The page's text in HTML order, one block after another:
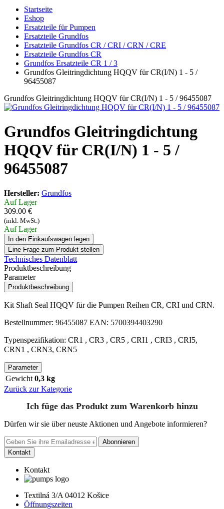
Startseite
Eshop
Ersatzteile für Pumpen
Ersatzteile Grundfos
Ersatzteile Grundfos CR / CRI / CRN / CRE
Ersatzteile Grundfos CR
Grundfos Ersatzteile CR 1 / 3
Grundfos Gleitringdichtung HQQV für CR(I/N) 1 - 5 /
96455087
Grundfos Gleitringdichtung HQQV für CR(I/N) 1 - 5 / 96455087
Grundfos Gleitringdichtung
HQQV für CR(I/N) 1 - 5 /
96455087
Hersteller: Grundfos
Auf Lager
309.00 €
(inkl. MwSt.)
Auf Lager
In den Einkaufswagen legen
Eine Frage zum Produkt stellen
Technisches Datenblatt
Produktbeschreibung
Parameter
Produktbeschreibung
Kit Shaft Seal HQQV für die Pumpen Reihen CR, CRI und CRN.
Bestellnummer: 96455087 EAN: 5700394403290
Typenspezifikation: CR1 , CR3 , CR5 , CRI1 , CRI3 , CRI5,
CRN1 , CRN3, CRN5
Parameter
Gewicht 0,3 kg
Zurück zur Kategorie
Ich füge das Produkt zum Warenkorb hinzu
Dürfen wir sie über neuste Aktionen und Angebote informieren?
Abonnieren
Kontakt
Kontakt
Textilná 3/A 04012 Košice
Öffnungszeiten